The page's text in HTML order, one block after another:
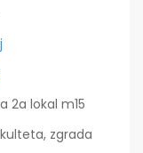
2a lokal m15
zgrada